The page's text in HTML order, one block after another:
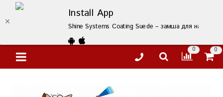
Install App
Shine Systems Coating Suede – замша для
0 0